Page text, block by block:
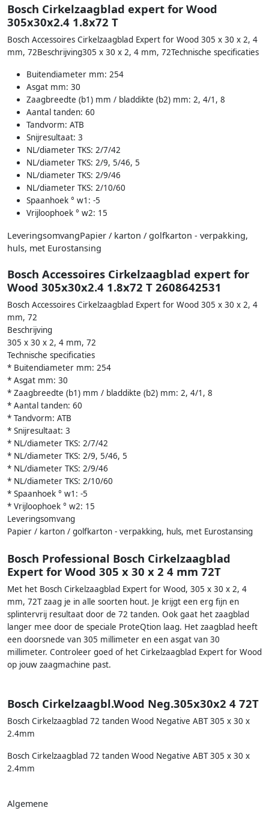
Bosch Cirkelzaagblad expert for Wood
305x30x2.4 1.8x72 T
Bosch Accessoires Cirkelzaagblad Expert for Wood 305 x 30 x 2, 4
mm, 72Beschrijving305 x 30 x 2, 4 mm, 72Technische specificaties
Buitendiameter mm: 254
Asgat mm: 30
Zaagbreedte (b1) mm / bladdikte (b2) mm: 2, 4/1, 8
Aantal tanden: 60
Tandvorm: ATB
Snijresultaat: 3
NL/diameter TKS: 2/7/42
NL/diameter TKS: 2/9, 5/46, 5
NL/diameter TKS: 2/9/46
NL/diameter TKS: 2/10/60
Spaanhoek ° w1: -5
Vrijloophoek ° w2: 15
LeveringsomvangPapier / karton / golfkarton - verpakking,
huls, met Eurostansing
Bosch Accessoires Cirkelzaagblad expert for
Wood 305x30x2.4 1.8x72 T 2608642531
Bosch Accessoires Cirkelzaagblad Expert for Wood 305 x 30 x 2, 4
mm, 72
Beschrijving
305 x 30 x 2, 4 mm, 72
Technische specificaties
* Buitendiameter mm: 254
* Asgat mm: 30
* Zaagbreedte (b1) mm / bladdikte (b2) mm: 2, 4/1, 8
* Aantal tanden: 60
* Tandvorm: ATB
* Snijresultaat: 3
* NL/diameter TKS: 2/7/42
* NL/diameter TKS: 2/9, 5/46, 5
* NL/diameter TKS: 2/9/46
* NL/diameter TKS: 2/10/60
* Spaanhoek ° w1: -5
* Vrijloophoek ° w2: 15
Leveringsomvang
Papier / karton / golfkarton - verpakking, huls, met Eurostansing
Bosch Professional Bosch Cirkelzaagblad
Expert for Wood 305 x 30 x 2 4 mm 72T
Met het Bosch Cirkelzaagblad Expert for Wood, 305 x 30 x 2, 4
mm, 72T zaag je in alle soorten hout. Je krijgt een erg fijn en
splintervrij resultaat door de 72 tanden. Ook gaat het zaagblad
langer mee door de speciale ProteQtion laag. Het zaagblad heeft
een doorsnede van 305 millimeter en een asgat van 30
millimeter. Controleer goed of het Cirkelzaagblad Expert for Wood
op jouw zaagmachine past.
Bosch Cirkelzaagbl.Wood Neg.305x30x2 4 72T
Bosch Cirkelzaagblad 72 tanden Wood Negative ABT 305 x 30 x
2.4mm
Bosch Cirkelzaagblad 72 tanden Wood Negative ABT 305 x 30 x
2.4mm
Algemene